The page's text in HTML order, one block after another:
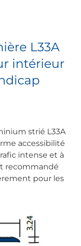
L33A
intérieur
strié L33A
accessibilité
intense et à
recommandé
pour les